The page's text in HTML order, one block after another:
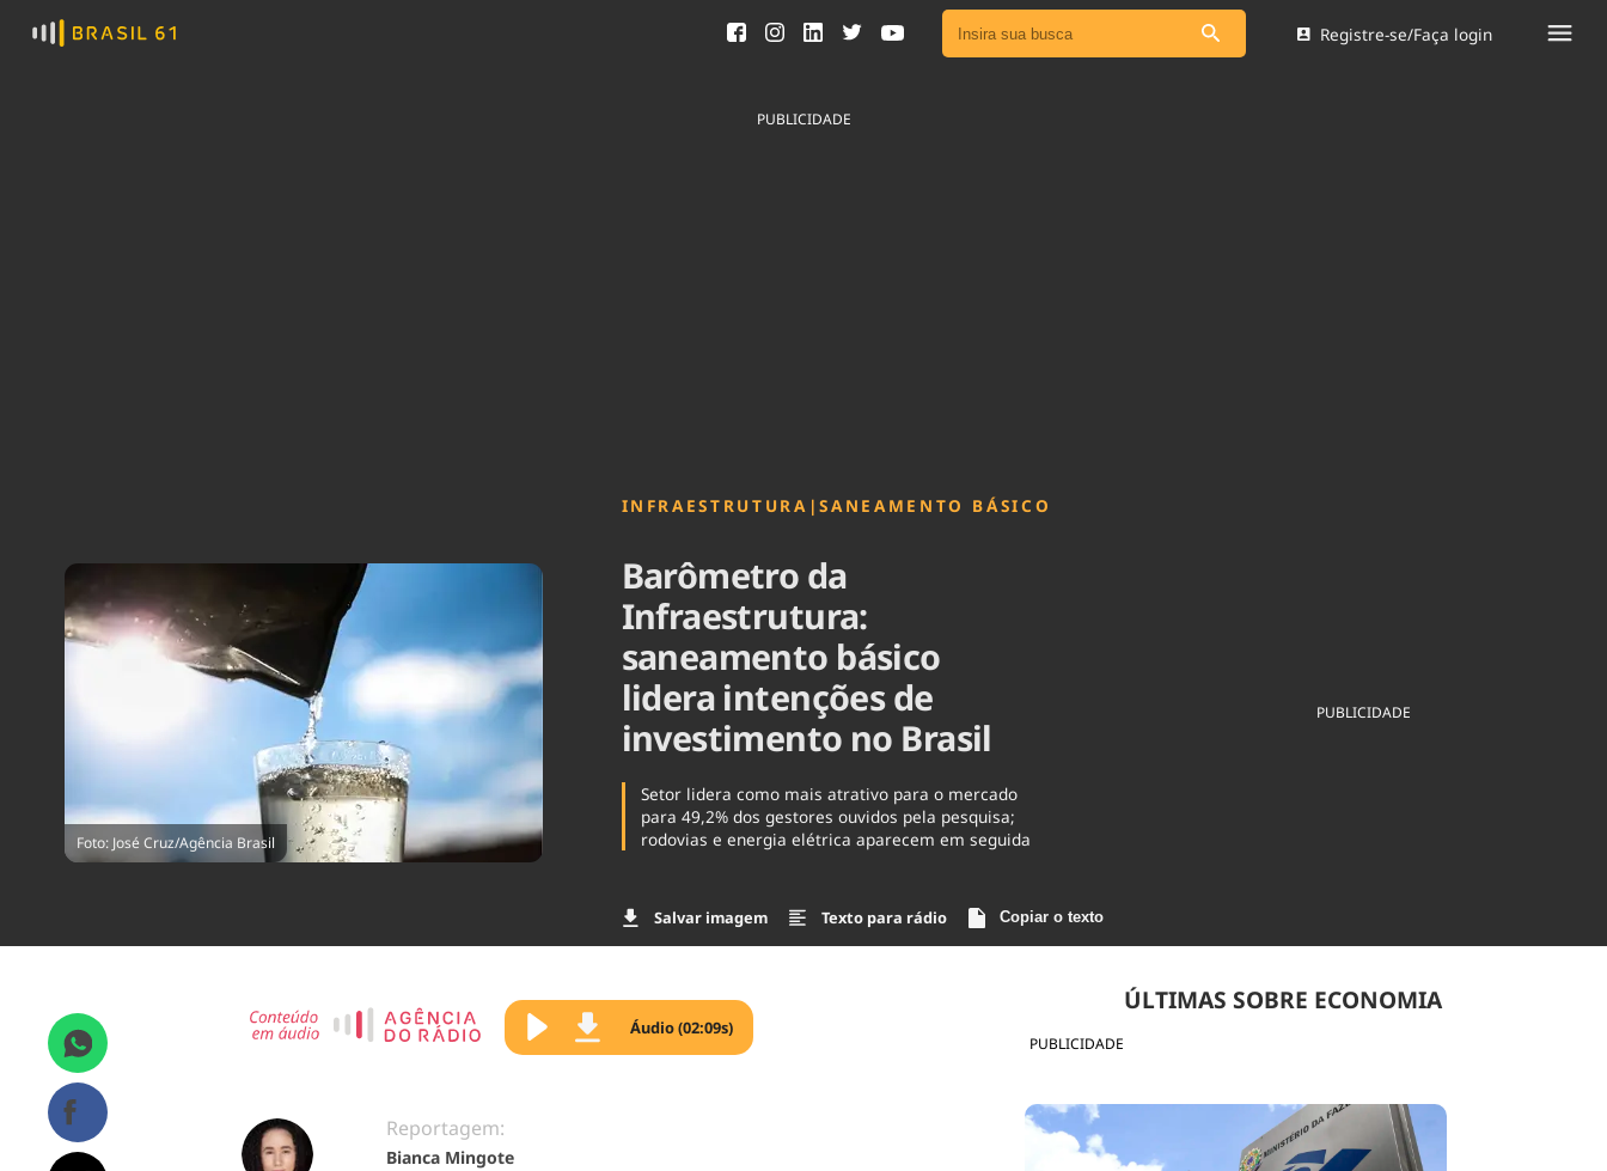
Ver todas as notícias
Registre-se/Faça login
PUBLICIDADE
Foto: José Cruz/Agência Brasil
INFRAESTRUTURA |SANEAMENTO BÁSICO
Barômetro da
Infraestrutura:
saneamento básico
lidera intenções de
investimento no Brasil
Setor lidera como mais atrativo para o mercado
para 49,2% dos gestores ouvidos pela pesquisa;
rodovias e energia elétrica aparecem em seguida
Salvar imagem Texto para rádio Copiar o texto
PUBLICIDADE
PUBLICIDADE
ÚLTIMAS SOBRE ECONOMIA
Áudio (02:09s)
Reportagem:
Bianca Mingote